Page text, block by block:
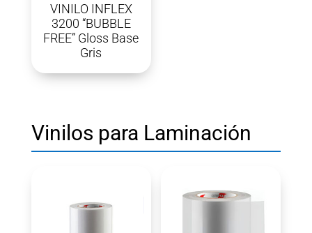
VINILO INFLEX
3200 “BUBBLE
FREE” Gloss Base
Gris
Vinilos para Laminación